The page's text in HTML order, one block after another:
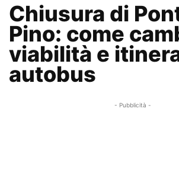
Chiusura di
Pino: come
viabilità e
autobus
- Pubblicità -